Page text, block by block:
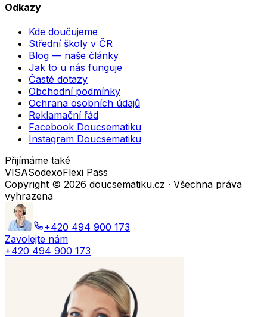
Odkazy
Kde doučujeme
Střední školy v ČR
Blog — naše články
Jak to u nás funguje
Časté dotazy
Obchodní podmínky
Ochrana osobních údajů
Reklamační řád
Facebook Doucsematiku
Instagram Doucsematiku
Přijímáme také
VISASodexoFlexi Pass
Copyright © 2026 doucsematiku.cz · Všechna práva
vyhrazena
+420 494 900 173
Zavolejte nám
+420 494 900 173